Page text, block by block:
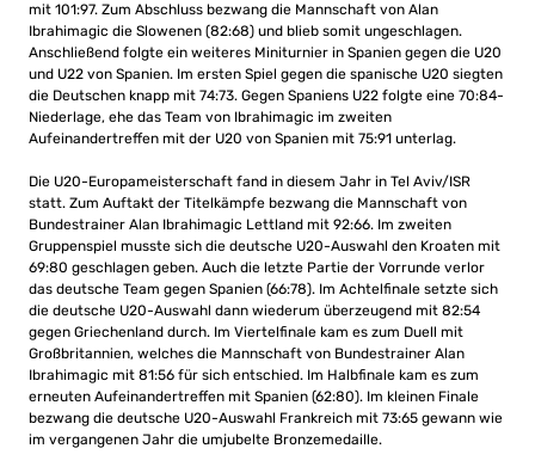
mit 101:97. Zum Abschluss bezwang die Mannschaft von Alan
Ibrahimagic die Slowenen (82:68) und blieb somit ungeschlagen.
Anschließend folgte ein weiteres Miniturnier in Spanien gegen die U20
und U22 von Spanien. Im ersten Spiel gegen die spanische U20 siegten
die Deutschen knapp mit 74:73. Gegen Spaniens U22 folgte eine 70:84-
Niederlage, ehe das Team von Ibrahimagic im zweiten
Aufeinandertreffen mit der U20 von Spanien mit 75:91 unterlag.
Die U20-Europameisterschaft fand in diesem Jahr in Tel Aviv/ISR
statt. Zum Auftakt der Titelkämpfe bezwang die Mannschaft von
Bundestrainer Alan Ibrahimagic Lettland mit 92:66. Im zweiten
Gruppenspiel musste sich die deutsche U20-Auswahl den Kroaten mit
69:80 geschlagen geben. Auch die letzte Partie der Vorrunde verlor
das deutsche Team gegen Spanien (66:78). Im Achtelfinale setzte sich
die deutsche U20-Auswahl dann wiederum überzeugend mit 82:54
gegen Griechenland durch. Im Viertelfinale kam es zum Duell mit
Großbritannien, welches die Mannschaft von Bundestrainer Alan
Ibrahimagic mit 81:56 für sich entschied. Im Halbfinale kam es zum
erneuten Aufeinandertreffen mit Spanien (62:80). Im kleinen Finale
bezwang die deutsche U20-Auswahl Frankreich mit 73:65 gewann wie
im vergangenen Jahr die umjubelte Bronzemedaille.